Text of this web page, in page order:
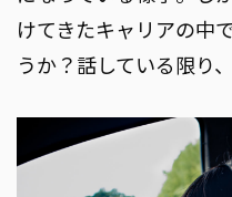
けてきたキャリアの中
うか？話している限り